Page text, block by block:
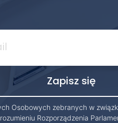
Osobowych zebranych w
Rozporządzenia